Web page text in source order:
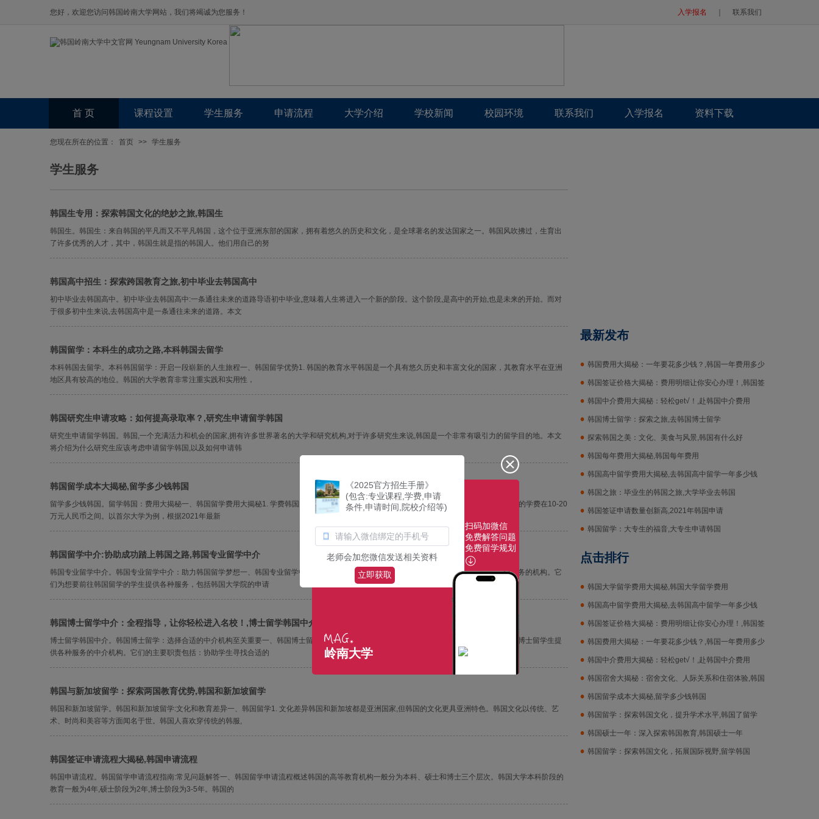
您好，欢迎您访问韩国岭南大学网站，我们将竭诚为您服务！ 入学报名 联系我们
首 页 课程设置 学生服务 申请流程 大学介绍 学校新闻 校园环境 联系我们 入学报名 资料下载
您现在所在的位置： 首页 >> 学生服务
学生服务
韩国生专用：探索韩国文化的绝妙之旅,韩国生
韩国生。韩国生：来自韩国的平凡而又不平凡韩国，这个位于亚洲东部的国家，拥有着悠久的历史和文化，是全球著名的发达国家之一。韩国风吹拂过，生育出
了许多优秀的人才，其中，韩国生就是指的韩国人。他们用自己的努
韩国高中招生：探索跨国教育之旅,初中毕业去韩国高中
初中毕业去韩国高中。初中毕业去韩国高中:一条通往未来的道路导语初中毕业,意味着人生将进入一个新的阶段。这个阶段,是高中的开始,也是未来的开始。而对
于很多初中生来说,去韩国高中是一条通往未来的道路。本文
韩国留学：本科生的成功之路,本科韩国去留学
本科韩国去留学。本科韩国留学：开启一段崭新的人生旅程一、韩国留学优势1. 韩国的教育水平韩国是一个具有悠久历史和丰富文化的国家，其教育水平在亚洲
地区具有较高的地位。韩国的大学教育非常注重实践和实用性，
韩国研究生申请攻略：如何提高录取率？,研究生申请留学韩国
研究生申请留学韩国。韩国,一个充满活力和机会的国家,拥有许多世界著名的大学和研究机构,对于许多研究生来说,韩国是一个非常有吸引力的留学目的地。本文
将介绍为什么研究生应该考虑申请留学韩国,以及如何申请韩
韩国留学成本大揭秘,留学多少钱韩国
留学多少钱韩国。留学韩国：费用大揭秘一、韩国留学费用大揭秘1. 学费韩国大学的学费根据不同学校和专业有所不同，但通常情况下，韩国大学的学费在10-20
万元人民币之间。以首尔大学为例，根据2021年最新
韩国留学中介:协助成功踏上韩国之路,韩国专业留学中介
韩国专业留学中介。韩国专业留学中介：助力韩国留学梦想一、韩国专业留学中介机构的概述韩国专业留学中介机构是指专门从事韩国留学中介服务的机构。它
们为想要前往韩国留学的学生提供各种服务，包括韩国大学院的申请
韩国博士留学中介：全程指导，让你轻松进入名校！,博士留学韩国中介
博士留学韩国中介。韩国博士留学：选择合适的中介机构至关重要一、韩国博士留学中介机构的定义和作用韩国博士留学中介机构是指专门为韩国博士留学生提
供各种服务的中介机构。它们的主要职责包括：协助学生寻找合适的
韩国与新加坡留学：探索两国教育优势,韩国和新加坡留学
韩国和新加坡留学。韩国和新加坡留学:文化和教育差异一、韩国留学1. 文化差异韩国和新加坡都是亚洲国家,但韩国的文化更具亚洲特色。韩国文化以传统、艺
术、时尚和美容等方面闻名于世。韩国人喜欢穿传统的韩服,
韩国签证申请流程大揭秘,韩国申请流程
韩国申请流程。韩国留学申请流程指南:常见问题解答一、韩国留学申请流程概述韩国的高等教育机构一般分为本科、硕士和博士三个层次。韩国大学本科阶段的
教育一般为4年,硕士阶段为2年,博士阶段为3-5年。韩国的
最新发布
韩国费用大揭秘：一年要花多少钱？,韩国一年费用多少
钱 韩国签证价格大揭秘：费用明细让你安心办理！,韩国签
证价格
韩国中介费用大揭秘：轻松get√！,赴韩国中介费用
韩国博士留学：探索之旅,去韩国博士留学
探索韩国之美：文化、美食与风景,韩国有什么好
韩国每年费用大揭秘,韩国每年费用
韩国高中留学费用大揭秘,去韩国高中留学一年多少钱
韩国之旅：毕业生的韩国之旅,大学毕业去韩国
韩国签证申请数量创新高,2021年韩国申请
韩国留学：大专生的福音,大专生申请韩国
点击排行
韩国大学留学费用大揭秘,韩国大学留学费用
韩国高中留学费用大揭秘,去韩国高中留学一年多少钱
韩国签证价格大揭秘：费用明细让你安心办理！,韩国签
证价格
韩国费用大揭秘：一年要花多少钱？,韩国一年费用多少
钱 韩国中介费用大揭秘：轻松get√！,赴韩国中介费用
韩国宿舍大揭秘：宿舍文化、人际关系和住宿体验,韩国
宿舍韩国留学成本大揭秘,留学多少钱韩国
韩国留学：探索韩国文化，提升学术水平,韩国了留学
韩国硕士一年：深入探索韩国教育,韩国硕士一年
韩国留学：探索韩国文化，拓展国际视野,留学韩国
《2025官方招生手册》
(包含:专业课程,学费,申请
条件,申请时间,院校介绍等)
老师会加您微信发送相关资料
立即获取
岭南大学
扫码加微信
免费解答问题
免费留学规划